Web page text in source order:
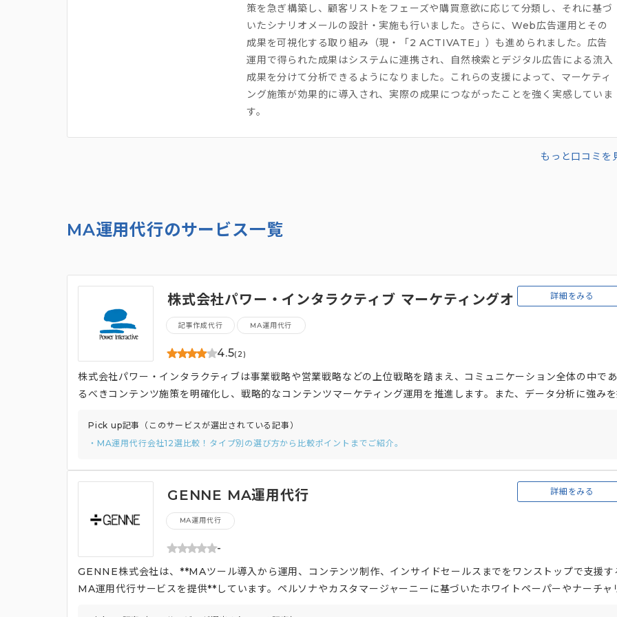
策を急ぎ構築し、顧客リストをフェーズや購買意欲に応じて分類し、それに基づ
いたシナリオメールの設計・実施も行いました。さらに、Web広告運用とその
成果を可視化する取り組み（現・「2 ACTIVATE」）も進められました。広告
運用で得られた成果はシステムに連携され、自然検索とデジタル広告による流入
成果を分けて分析できるようになりました。これらの支援によって、マーケティ
ング施策が効果的に導入され、実際の成果につながったことを強く実感していま
す。
もっと口コミを
MA運用代行のサービス一覧
株式会社パワー・インタラクティブ マーケティングオ
ペレーション支援
記事作成代行 MA運用代行
4.5(2)
詳細をみる
株式会社パワー・インタラクティブは事業戦略や営業戦略などの上位戦略を踏まえ、コミュニケーション全体の中であ
るべきコンテンツ施策を明確化し、戦略的なコンテンツマーケティング運用を推進します。また、データ分析に強み
す。 さらに、300案件以上のMA支援を手替けた実績から、MA活用の成功パターンを蓄積、組織的にナレッジ化し
続的にアップデートしているため、ツール設定やプロセスの最適化をはじめとしたマーケティング活動の自動化と効率
Pick up記事（このサービスが選出されている記事）
・MA運用代行会社12選比較！タイプ別の選び方から比較ポイントまでご紹介。
GENNE MA運用代行
MA運用代行
-
詳細をみる
GENNE株式会社は、**MAツール導入から運用、コンテンツ制作、インサイドセールスまでをワンストップで支援す
MA運用代行サービスを提供**しています。ペルソナやカスタマージャーニーに基づいたホワイトペーパーやナーチャ